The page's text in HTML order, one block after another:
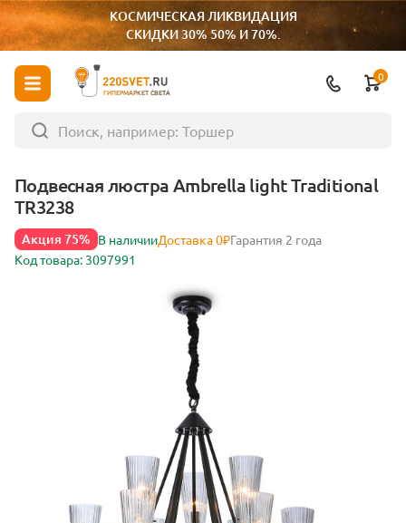
КОСМИЧЕСКАЯ ЛИКВИДАЦИЯ
СКИДКИ 30% 50% И 70%.
ГИПЕРМАРКЕТ СВЕТА
0
Подвесная люстра Ambrella light Traditional
TR3238
Акция 75% В наличииДоставка 0₽Гарантия 2 года
Код товара: 3097991